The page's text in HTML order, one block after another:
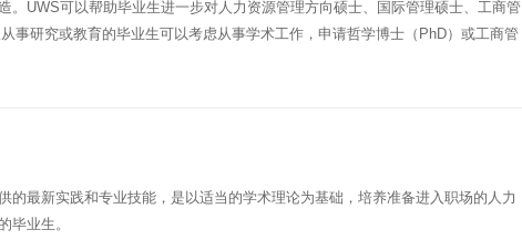
。UWS可以帮助毕业生进一步对人力资源管理方向硕士、国际管理硕士、工商管
事研究或教育的毕业生可以考虑从事学术工作，申请哲学博士（PhD）或工商管
的最新实践和专业技能，是以适当的学术理论为基础，培养准备进入职场的人力
毕业生。